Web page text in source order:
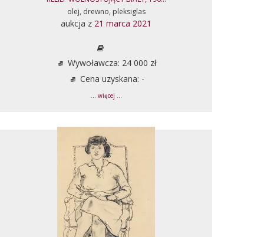
olej, drewno, pleksiglas
aukcja z 21 marca 2021
Wywoławcza: 24 000 zł
Cena uzyskana: -
... więcej ...